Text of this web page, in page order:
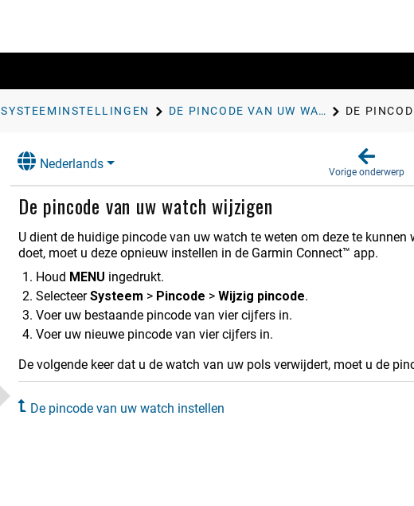
SYSTEEMINSTELLINGEN DE PINCODE VAN UW WATCH INSTELLEN DE
Nederlands
Vorige onderwerp
De pincode van uw watch wijzigen
U dient de huidige pincode van uw watch te weten om deze te
doet, moet u deze opnieuw instellen in de Garmin Connect™ app.
Houd MENU ingedrukt.
SelecteerSysteem > Pincode > Wijzig pincode.
Voer uw bestaande pincode van vier cijfers in.
Voer uw nieuwe pincode van vier cijfers in.
De volgende keer dat u de watch van uw pols verwijdert, moet u de
De pincode van uw watch instellen